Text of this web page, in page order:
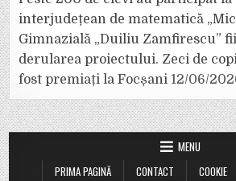
interjudețean de matematică
Gimnazială „Duiliu Zamfirescu”
derularea proiectului. Zeci de
fost premiați la Focșani 12/06/
MENU
PRIMA PAGINĂ
CONTACT COOKIE